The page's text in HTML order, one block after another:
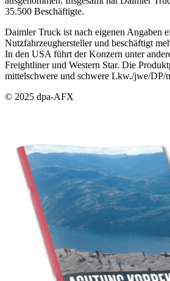
35.500 Beschäftigte.
Daimler Truck ist nach eigenen Angaben
Nutzfahrzeughersteller und beschäftigt
In den USA führt der Konzern unter
Freightliner und Western Star. Die
mittelschwere und schwere Lkw./jwe/DP/
© 2025 dpa-AFX